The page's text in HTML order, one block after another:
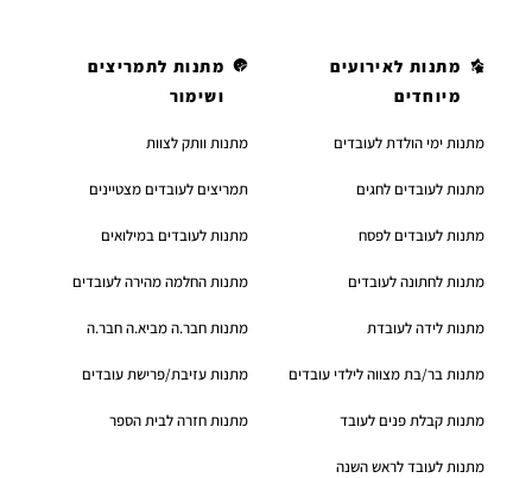
מתנות לאירועים
מיוחדים
מתנות ימי הולדת לעובדים
מתנות לעובדים לחגים
מתנות לעובדים לפסח
מתנות לחתונה לעובדים
מתנות לידה לעובדת
מתנות בר/בת מצווה לילדי עובדים
מתנות קבלת פנים לעובד
מתנות לעובד לראש השנה
מתנות לתמריצים
ושימור
מתנות וותק לצוות
תמריצים לעובדים מצטיינים
מתנות לעובדים במילואים
מתנות החלמה מהירה לעובדים
מתנות חבר.ה מביא.ה חבר.ה
מתנות עזיבת/פרישת עובדים
מתנות חזרה לבית הספר